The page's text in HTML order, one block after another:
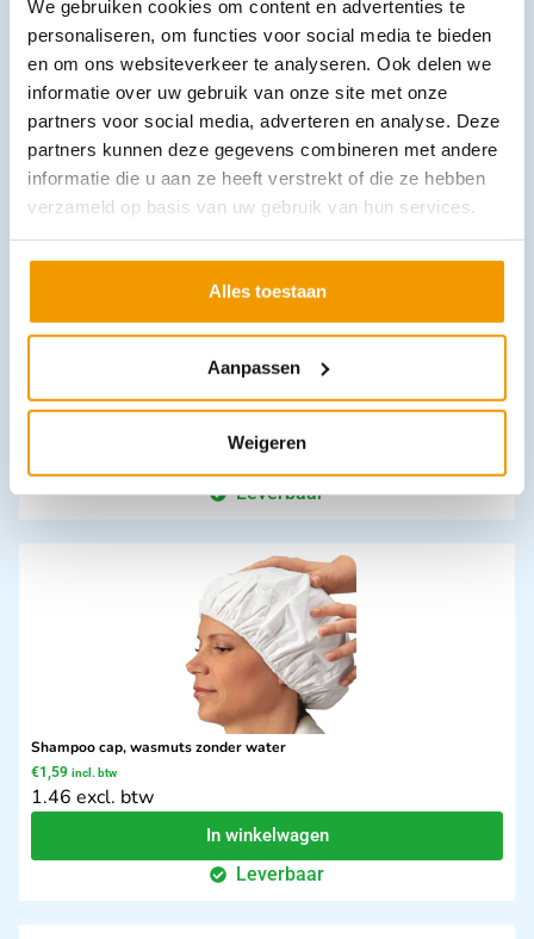
We gebruiken cookies om content en advertenties te
personaliseren, om functies voor social media te bieden
en om ons websiteverkeer te analyseren. Ook delen we
informatie over uw gebruik van onze site met onze
partners voor social media, adverteren en analyse. Deze
partners kunnen deze gegevens combineren met andere
informatie die u aan ze heeft verstrekt of die ze hebben
verzameld op basis van uw gebruik van hun services.
Alles toestaan
Aanpassen
Weigeren
€9,16 incl. btw
8.4 excl. btw
In winkelwagen
Leverbaar
Hechtdraad Ethicon hechtzijde + naald, 683H-4.0-SF 2, Ds 36
146 excl. btw
In winkelwagen
Leverbaar
Shampoo cap, wasmuts zonder water
€1,59 incl. btw
1.46 excl. btw
In winkelwagen
Leverbaar